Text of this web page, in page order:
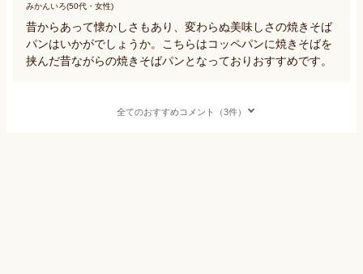
みかんいろ(50代・女性)
昔からあって懐かしさもあり、変わらぬ美味しさの焼きそば
パンはいかがでしょうか。こちらはコッペパンに焼きそばを
挟んだ昔ながらの焼きそばパンとなっておりおすすめです。
全てのおすすめコメント（3件）